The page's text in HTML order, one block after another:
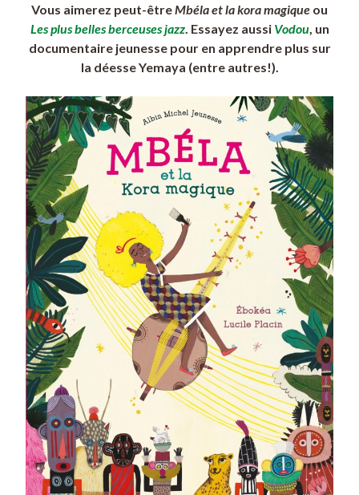
Vous aimerez peut-êtreMbéla et la kora magique ou
Les plus belles berceuses jazz. Essayez aussi Vodou, un
documentaire jeunesse pour en apprendre plus sur
la déesse Yemaya (entre autres!).